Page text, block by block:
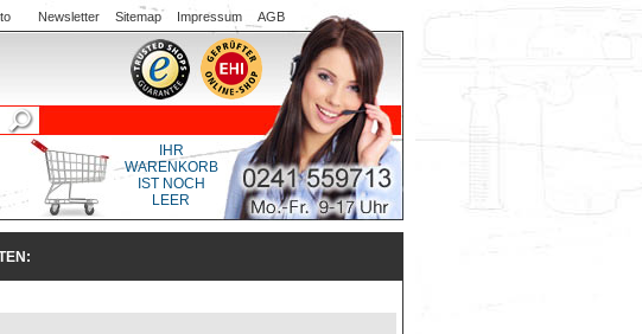
Newsletter Sitemap Impressum AGB
IHR
WARENKORB
IST NOCH
LEER